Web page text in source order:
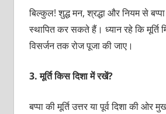
बिल्कुल! शुद्ध मन, श्रद्धा और नियम से बप्पा
स्थापित कर सकते हैं। ध्यान रहे कि मूर्ति
विसर्जन तक रोज पूजा की जाए।
3.मूर्ति किस दिशा में रखें?
बप्पा की मूर्ति उत्तर या पूर्व दिशा की